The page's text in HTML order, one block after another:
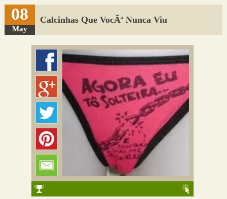
Sugerir Link
Adicionar Blog
Colmeia Exchange
Perguntas Frequentes
08
May
Calcinhas Que VocÃª Nunca Viu